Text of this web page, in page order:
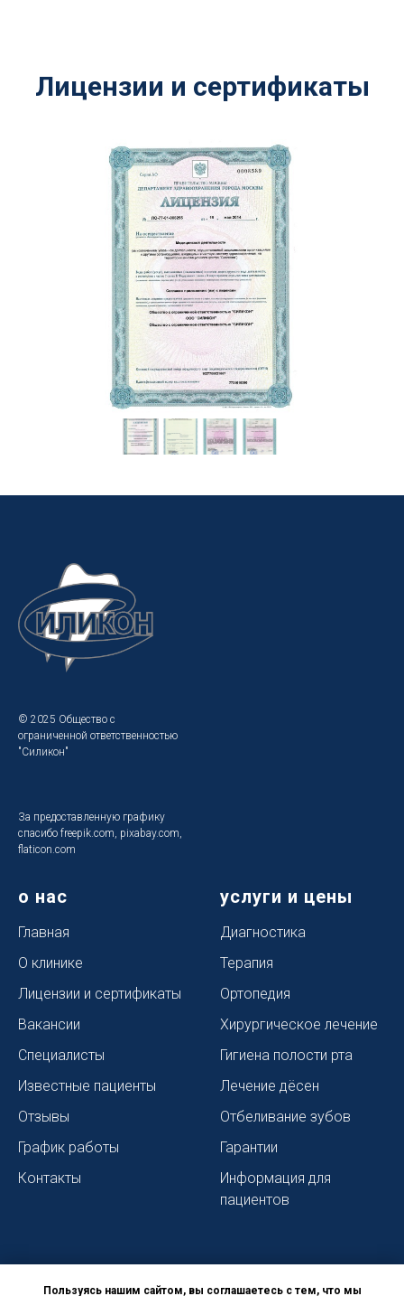
Пользуясь нашим сайтом, вы соглашаетесь с тем, что мы
Лицензии и сертификаты
© 2025 Общество с
ограниченной ответственностью
"Силикон"
За предоставленную графику
спасибо freepik.com, pixabay.com,
flaticon.com
о нас
Главная
О клинике
Лицензии и сертификаты
Вакансии
Специалисты
Известные пациенты
Отзывы
График работы
Контакты
услуги и цены
Диагностика
Терапия
Ортопедия
Хирургическое лечение
Гигиена полости рта
Лечение дёсен
Отбеливание зубов
Гарантии
Информация для
пациентов